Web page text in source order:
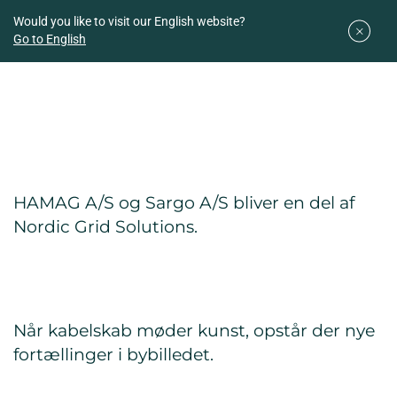
Would you like to visit our English website?
Go to English
HAMAG A/S og Sargo A/S bliver en del af
Nordic Grid Solutions.
Når kabelskab møder kunst, opstår der nye
fortællinger i bybilledet.